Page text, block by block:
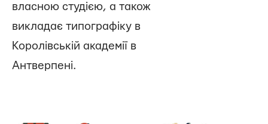
власною студією, а також
викладає типографіку в
Королівській академії в
Антверпені.